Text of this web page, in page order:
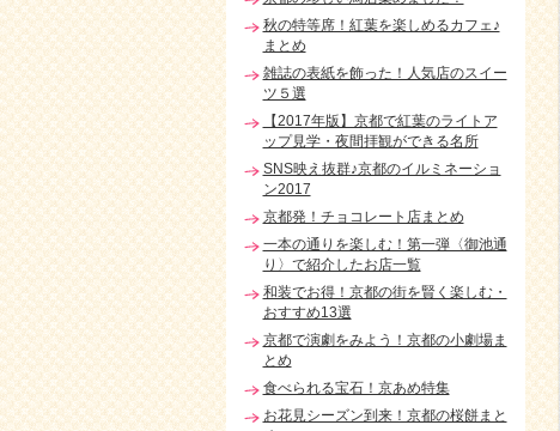
秋の特等席！紅葉を楽しめるカフェ♪
まとめ
雑誌の表紙を飾った！人気店のスイー
ツ５選
【2017年版】京都で紅葉のライトア
ップ見学・夜間拝観ができる名所
SNS映え抜群♪京都のイルミネーショ
ン2017
京都発！チョコレート店まとめ
一本の通りを楽しむ！第一弾〈御池通
り〉で紹介したお店一覧
和装でお得！京都の街を賢く楽しむ・
おすすめ13選
京都で演劇をみよう！京都の小劇場ま
とめ
食べられる宝石！京あめ特集
お花見シーズン到来！京都の桜餅まと